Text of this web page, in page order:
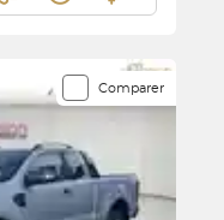
Comparer